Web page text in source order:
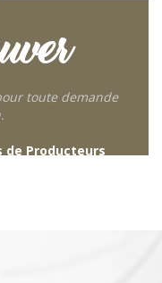
toute demande
de Producteurs